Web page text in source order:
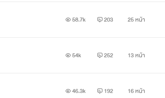
58.7k 203 25 หน้า
54k 252 13 หน้า
46.3k 192 16 หน้า